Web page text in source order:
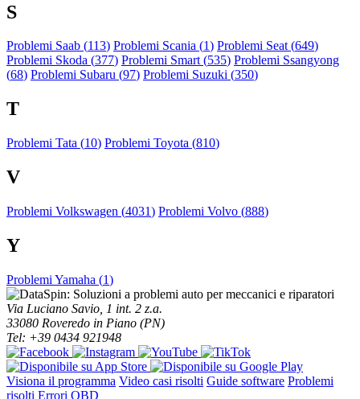
S
Problemi Saab (113) Problemi Scania (1) Problemi Seat (649)
Problemi Skoda (377) Problemi Smart (535) Problemi Ssangyong
(68) Problemi Subaru (97) Problemi Suzuki (350)
T
Problemi Tata (10) Problemi Toyota (810)
V
Problemi Volkswagen (4031) Problemi Volvo (888)
Y
Problemi Yamaha (1)
Via Luciano Savio, 1 int. 2 z.a.
33080 Roveredo in Piano (PN)
Tel: +39 0434 921948
Visiona il programma Video casi risolti Guide software Problemi
risolti Errori OBD